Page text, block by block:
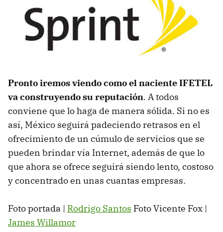
Pronto iremos viendo como el naciente IFETEL
va construyendo su reputación. A todos
conviene que lo haga de manera sólida. Si no es
así, México seguirá padeciendo retrasos en el
ofrecimiento de un cúmulo de servicios que se
pueden brindar vía Internet, además de que lo
que ahora se ofrece seguirá siendo lento, costoso
y concentrado en unas cuantas empresas.
Foto portada | Rodrigo Santos Foto Vicente Fox |
James Willamor